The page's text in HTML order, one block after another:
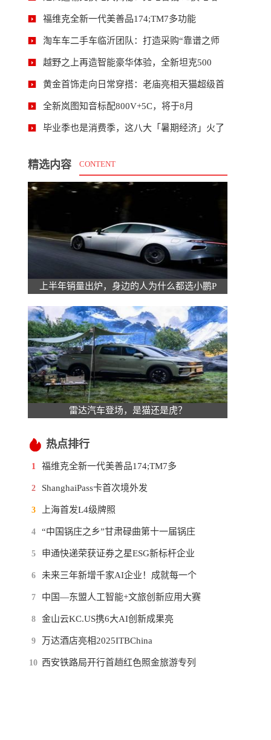
福维克全新一代美善品174;TM7多功能
淘车车二手车临沂团队：打造采购“靠谱之师
越野之上再造智能豪华体验，全新坦克500
黄金首饰走向日常穿搭：老庙亮相天猫超级首
全新岚图知音标配800V+5C，将于8月
毕业季也是消费季，这八大「暑期经济」火了
精选内容 CONTENT
上半年销量出炉，身边的人为什么都选小鹏P
雷达汽车登场，是猫还是虎？
热点排行
1 福维克全新一代美善品174;TM7多
2 ShanghaiPass卡首次境外发
3 上海首发L4级牌照
4 “中国锅庄之乡”甘肃碌曲第十一届锅庄
5 申通快递荣获证券之星ESG新标杆企业
6 未来三年新增千家AI企业！成就每一个
7 中国—东盟人工智能+文旅创新应用大赛
8 金山云KC.US携6大AI创新成果亮
9 万达酒店亮相2025ITBChina
10 西安铁路局开行首趟红色照金旅游专列